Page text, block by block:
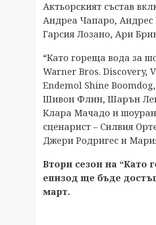
Актьорският състав
Андреа Чапаро,
Гарсия Лозано, Ари
“Като гореща вода за
Warner Bros. Discovery,
Endemol Shine
Шивон Флин, Шарън
Клара Мачадо и
сценарист – Силвия
Джери Родригес и
Втори сезон на “Като
епизод ще бъде
март.